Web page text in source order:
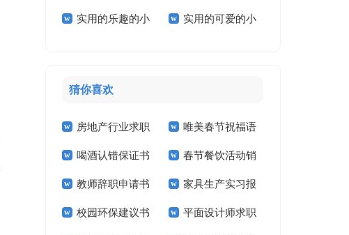
汇总五篇 文
实用的乐趣的小 实用的可爱的小
猜你喜欢
房地产行业求职
信
唯美春节祝福语
喝酒认错保证书 春节餐饮活动销
售工作计划
教师辞职申请书 家具生产实习报
告
校园环保建议书 平面设计师求职